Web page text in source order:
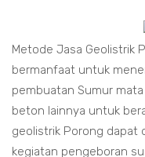
Metode Jasa Geolistrik
bermanfaat untuk
pembuatan Sumur
beton lainnya untuk
geolistrik Porong dapat
kegiatan pengeboran